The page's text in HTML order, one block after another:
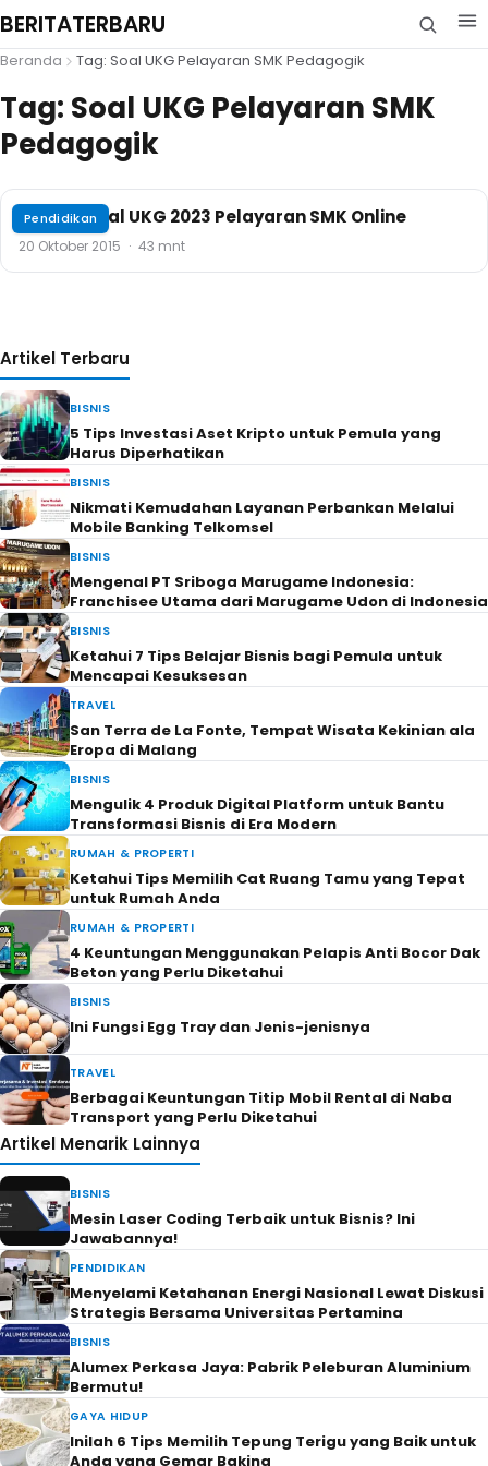
BERITATERBARU
Beranda Tag: Soal UKG Pelayaran SMK Pedagogik
Tag: Soal UKG Pelayaran SMK
Pedagogik
Pendidikan
Contoh Soal UKG 2023 Pelayaran SMK Online
20 Oktober 2015 · 43 mnt
Artikel Terbaru
BISNIS
5 Tips Investasi Aset Kripto untuk Pemula yang
Harus Diperhatikan
BISNIS
Nikmati Kemudahan Layanan Perbankan Melalui
Mobile Banking Telkomsel
BISNIS
Mengenal PT Sriboga Marugame Indonesia:
Franchisee Utama dari Marugame Udon di Indonesia
BISNIS
Ketahui 7 Tips Belajar Bisnis bagi Pemula untuk
Mencapai Kesuksesan
TRAVEL
San Terra de La Fonte, Tempat Wisata Kekinian ala
Eropa di Malang
BISNIS
Mengulik 4 Produk Digital Platform untuk Bantu
Transformasi Bisnis di Era Modern
RUMAH & PROPERTI
Ketahui Tips Memilih Cat Ruang Tamu yang Tepat
untuk Rumah Anda
RUMAH & PROPERTI
4 Keuntungan Menggunakan Pelapis Anti Bocor Dak
Beton yang Perlu Diketahui
BISNIS
Ini Fungsi Egg Tray dan Jenis-jenisnya
TRAVEL
Berbagai Keuntungan Titip Mobil Rental di Naba
Transport yang Perlu Diketahui
Artikel Menarik Lainnya
BISNIS
Mesin Laser Coding Terbaik untuk Bisnis? Ini
Jawabannya!
PENDIDIKAN
Menyelami Ketahanan Energi Nasional Lewat Diskusi
Strategis Bersama Universitas Pertamina
BISNIS
Alumex Perkasa Jaya: Pabrik Peleburan Aluminium
Bermutu!
GAYA HIDUP
Inilah 6 Tips Memilih Tepung Terigu yang Baik untuk
Anda yang Gemar Baking